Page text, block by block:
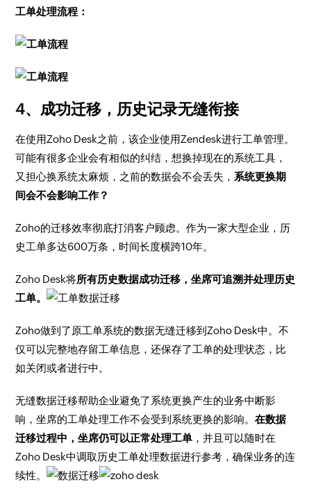
工单处理流程：
4、成功迁移，历史记录无缝衔接
在使用Zoho Desk之前，该企业使用Zendesk进行工单管理。
可能有很多企业会有相似的纠结，想换掉现在的系统工具，
又担心换系统太麻烦，之前的数据会不会丢失， 系统更换期
间会不会影响工作？
Zoho的迁移效率彻底打消客户顾虑。作为一家大型企业，历
史工单多达600万条，时间长度横跨10年。
Zoho Desk将所有历史数据成功迁移，坐席可追溯并处理历史
工单。
Zoho做到了原工单系统的数据无缝迁移到Zoho Desk中。不
仅可以完整地存留工单信息，还保存了工单的处理状态，比
如关闭或者进行中。
无缝数据迁移帮助企业避免了系统更换产生的业务中断影
响，坐席的工单处理工作不会受到系统更换的影响。在数据
迁移过程中，坐席仍可以正常处理工单 ，并且可以随时在
Zoho Desk中调取历史工单处理数据进行参考，确保业务的连
续性。